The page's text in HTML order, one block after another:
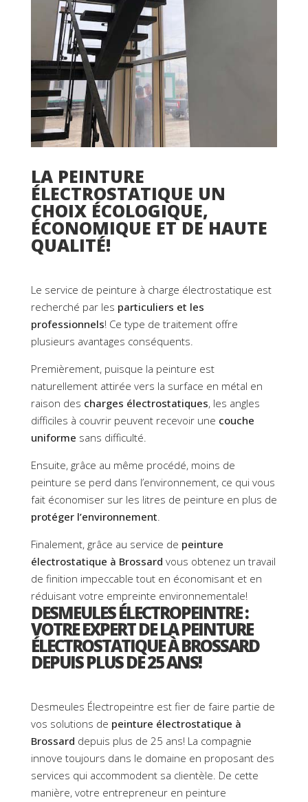
LA PEINTURE
ÉLECTROSTATIQUE UN
CHOIX ÉCOLOGIQUE,
ÉCONOMIQUE ET DE HAUTE
QUALITÉ!
Le service de peinture à charge électrostatique est
recherché par les particuliers et les
professionnels! Ce type de traitement offre
plusieurs avantages conséquents.
Premièrement, puisque la peinture est
naturellement attirée vers la surface en métal en
raison des charges électrostatiques, les angles
difficiles à couvrir peuvent recevoir une couche
uniforme sans difficulté.
Ensuite, grâce au même procédé, moins de
peinture se perd dans l’environnement, ce qui vous
fait économiser sur les litres de peinture en plus de
protéger l’environnement.
Finalement, grâce au service de peinture
électrostatique à Brossard vous obtenez un travail
de finition impeccable tout en économisant et en
réduisant votre empreinte environnementale!
DESMEULES ÉLECTROPEINTRE :
VOTRE EXPERT DE LA PEINTURE
ÉLECTROSTATIQUE À BROSSARD
DEPUIS PLUS DE 25 ANS!
Desmeules Électropeintre est fier de faire partie de
vos solutions de peinture électrostatique à
Brossard depuis plus de 25 ans! La compagnie
innove toujours dans le domaine en proposant des
services qui accommodent sa clientèle. De cette
manière, votre entrepreneur en peinture